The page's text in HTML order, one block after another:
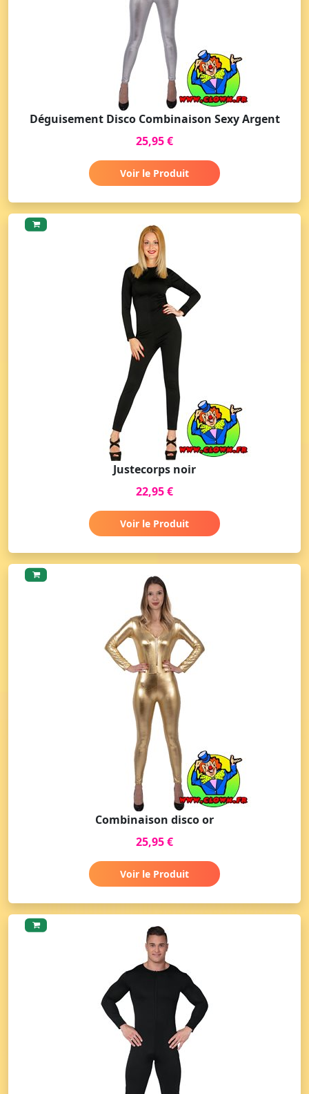
Déguisement Disco Combinaison Sexy Argent
25,95 €
Voir le Produit
Justecorps noir
22,95 €
Voir le Produit
Combinaison disco or
25,95 €
Voir le Produit